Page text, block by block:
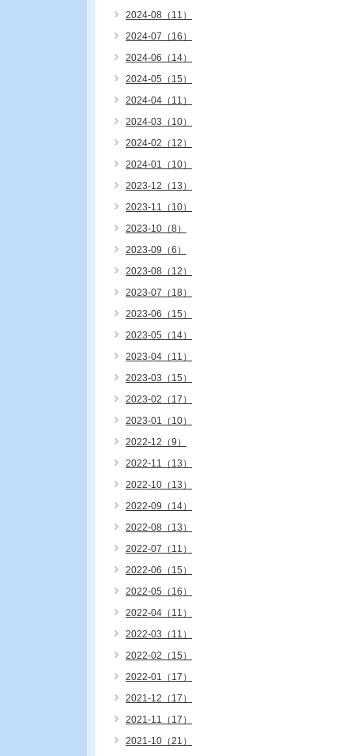
2024-08（11）
2024-07（16）
2024-06（14）
2024-05（15）
2024-04（11）
2024-03（10）
2024-02（12）
2024-01（10）
2023-12（13）
2023-11（10）
2023-10（8）
2023-09（6）
2023-08（12）
2023-07（18）
2023-06（15）
2023-05（14）
2023-04（11）
2023-03（15）
2023-02（17）
2023-01（10）
2022-12（9）
2022-11（13）
2022-10（13）
2022-09（14）
2022-08（13）
2022-07（11）
2022-06（15）
2022-05（16）
2022-04（11）
2022-03（11）
2022-02（15）
2022-01（17）
2021-12（17）
2021-11（17）
2021-10（21）